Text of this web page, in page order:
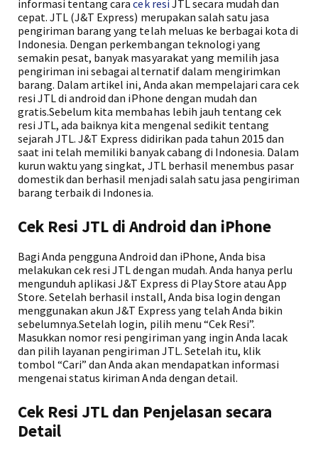
informasi tentang caracek resi JTL secara mudah dan
cepat. JTL (J&T Express) merupakan salah satu jasa
pengiriman barang yang telah meluas ke berbagai kota di
Indonesia. Dengan perkembangan teknologi yang
semakin pesat, banyak masyarakat yang memilih jasa
pengiriman ini sebagai alternatif dalam mengirimkan
barang. Dalam artikel ini, Anda akan mempelajari cara cek
resi JTL di android dan iPhone dengan mudah dan
gratis.Sebelum kita membahas lebih jauh tentang cek
resi JTL, ada baiknya kita mengenal sedikit tentang
sejarah JTL. J&T Express didirikan pada tahun 2015 dan
saat ini telah memiliki banyak cabang di Indonesia. Dalam
kurun waktu yang singkat, JTL berhasil menembus pasar
domestik dan berhasil menjadi salah satu jasa pengiriman
barang terbaik di Indonesia.
Cek Resi JTL di Android dan iPhone
Bagi Anda pengguna Android dan iPhone, Anda bisa
melakukan cek resi JTL dengan mudah. Anda hanya perlu
mengunduh aplikasi J&T Express di Play Store atau App
Store. Setelah berhasil install, Anda bisa login dengan
menggunakan akun J&T Express yang telah Anda bikin
sebelumnya.Setelah login, pilih menu “Cek Resi”.
Masukkan nomor resi pengiriman yang ingin Anda lacak
dan pilih layanan pengiriman JTL. Setelah itu, klik
tombol “Cari” dan Anda akan mendapatkan informasi
mengenai status kiriman Anda dengan detail.
Cek Resi JTL dan Penjelasan secara
Detail